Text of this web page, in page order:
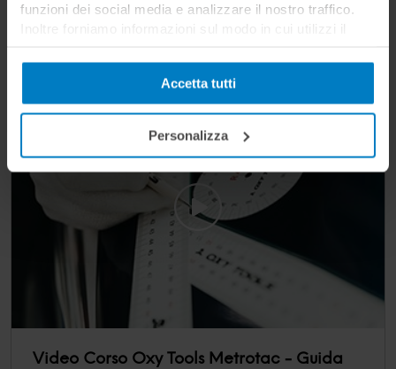
funzioni dei social media e analizzare il nostro traffico.
Inoltre forniamo informazioni sul modo in cui utilizzi il
dati web, pubblicità e social media, i quali potrebbero
combinarle con altre informazioni che hai fornito loro o
che hanno raccolto in base al tuo utilizzo dei loro servizi.
cookie potranno essere implementati ad esclusione di
sito. Cliccando su “ACCETTA TUTTI” invece accetterai di
implementare tutti i cookie. Chiudendo questo banner
verranno installati i soli cookie necessari al
funzionamento del sito. Per tutte le informazioni complete
ti invitiamo a consultare le "Informazioni sui Cookie" qui
Accetta tutti
Personalizza
Video Corso Oxy Tools Metrotac - Guida